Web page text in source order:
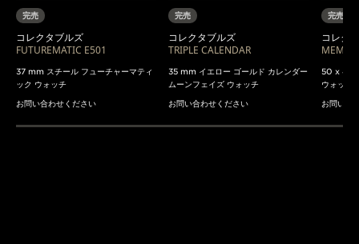
完売
コレクタブルズ
FUTUREMATIC E501
37 mm スチール フューチャーマティ
ック ウォッチ
お問い合わせください
完売
コレクタブルズ
TRIPLE CALENDAR
35 mm イエロー ゴールド カレンダー
ムーンフェイズ ウォッチ
お問い合わせください
完売
コレク
50 x 43
ウォッチ
お問い合